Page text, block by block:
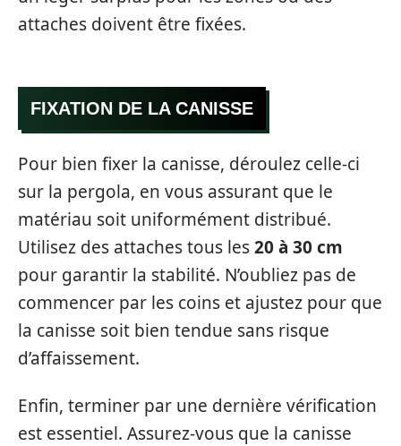
attaches doivent être fixées.
FIXATION DE LA CANISSE
Pour bien fixer la canisse, déroulez celle-ci
sur la pergola, en vous assurant que le
matériau soit uniformément distribué.
Utilisez des attaches tous les20 à 30 cm
pour garantir la stabilité. N’oubliez pas de
commencer par les coins et ajustez pour que
la canisse soit bien tendue sans risque
d’affaissement.
Enfin, terminer par une dernière vérification
est essentiel. Assurez-vous que la canisse